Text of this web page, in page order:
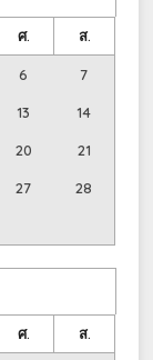
ศ. ส.
6 7
13 14
20 21
27 28
ศ. ส.